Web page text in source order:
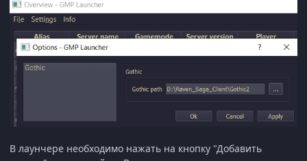
В лаунчере необходимо нажать на кнопку "Добавить